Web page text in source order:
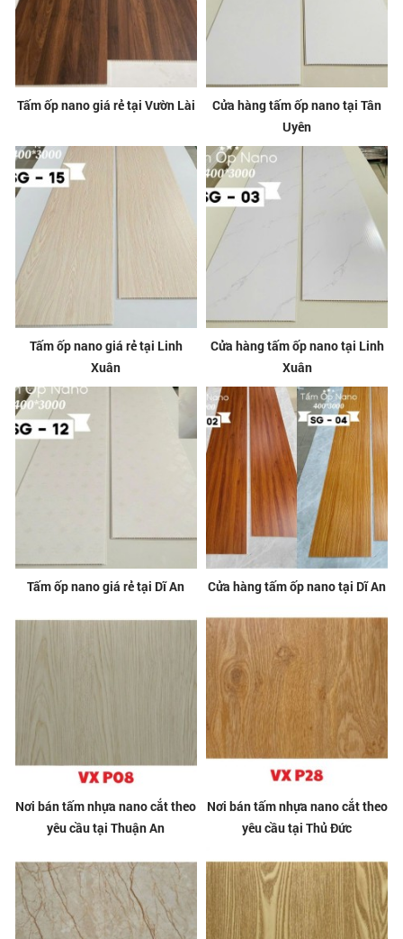
Tấm ốp nano giá rẻ tại Vườn Lài
Cửa hàng tấm ốp nano tại Tân
Uyên
Tấm ốp nano giá rẻ tại Linh
Xuân
Cửa hàng tấm ốp nano tại Linh
Xuân
Tấm ốp nano giá rẻ tại Dĩ An Cửa hàng tấm ốp nano tại Dĩ An
Nơi bán tấm nhựa nano cắt theo
yêu cầu tại Thuận An
Nơi bán tấm nhựa nano cắt theo
yêu cầu tại Thủ Đức